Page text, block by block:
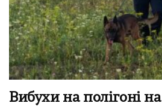
Вибухи на полігоні на